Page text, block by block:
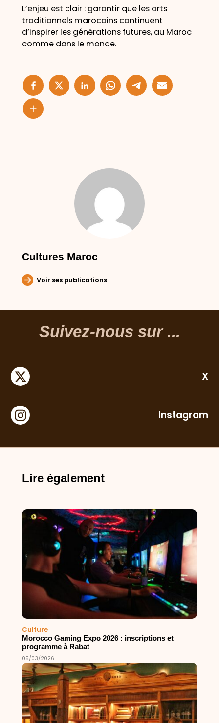
L’enjeu est clair : garantir que les arts
traditionnels marocains continuent
d’inspirer les générations futures, au Maroc
comme dans le monde.
Cultures Maroc
Voir ses publications
Suivez-nous sur ...
X
Instagram
Lire également
Culture
Morocco Gaming Expo 2026 : inscriptions et
programme à Rabat
05/03/2026